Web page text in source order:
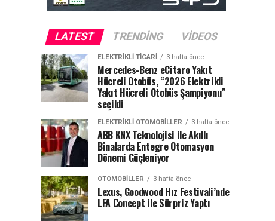
LATEST TRENDING VIDEOS
ELEKTRIKLI TICARI 3 hafta önce
Mercedes-Benz eCitaro Yakıt
Hücreli Otobüs, “2026 Elektrikli
Yakıt Hücreli Otobüs Şampiyonu”
seçildi
ELEKTRIKLI OTOMOBILLER 3 hafta önce
ABB KNX Teknolojisi ile Akıllı
Binalarda Entegre Otomasyon
Dönemi Güçleniyor
OTOMOBILLER 3 hafta önce
Lexus, Goodwood Hız Festivali’nde
LFA Concept ile Sürpriz Yaptı